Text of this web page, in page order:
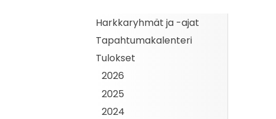
Harkkaryhmät ja -ajat
Tapahtumakalenteri
Tulokset
2026
2025
2024